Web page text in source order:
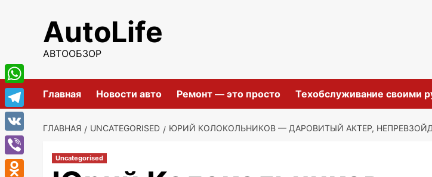
содержимомуAutoLife
АВТООБЗОР
Главная Новости авто Ремонт — это просто Техобслуживание своими
ГЛАВНАЯ UNCATEGORISED ЮРИЙ КОЛОКОЛЬНИКОВ — ДАРОВИТЫЙ АКТЕР,
Uncategorised
WhatsApp
Telegram
VK
Viber